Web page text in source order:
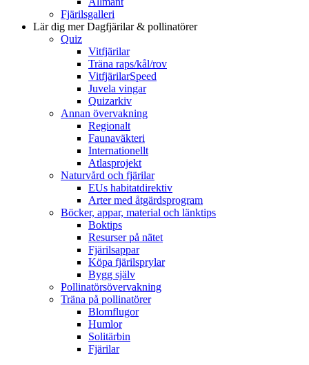
Fjärilsgalleri
Lär dig merDagfjärilar & pollinatörer
Quiz
Vitfjärilar
Träna raps/kål/rov
VitfjärilarSpeed
Juvela vingar
Quizarkiv
Annan övervakning
Regionalt
Faunaväkteri
Internationellt
Atlasprojekt
Naturvård och fjärilar
EUs habitatdirektiv
Arter med åtgärdsprogram
Böcker, appar, material och länktips
Boktips
Resurser på nätet
Fjärilsappar
Köpa fjärilsprylar
Bygg själv
Pollinatörsövervakning
Träna på pollinatörer
Blomflugor
Humlor
Solitärbin
Fjärilar